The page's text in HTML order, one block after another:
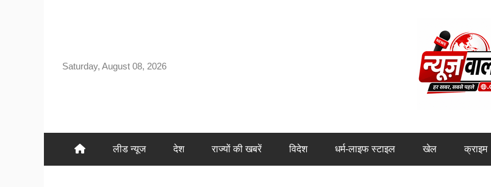
Saturday, August 08, 2026
लीड न्यूज देश राज्यों की खबरें विदेश धर्म-लाइफ स्टाइल खेल क्राइम